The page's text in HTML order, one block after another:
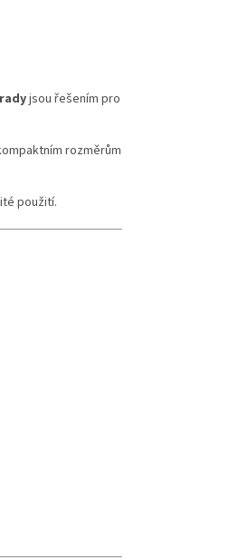
jsou řešením pro
rozměrům
použití.